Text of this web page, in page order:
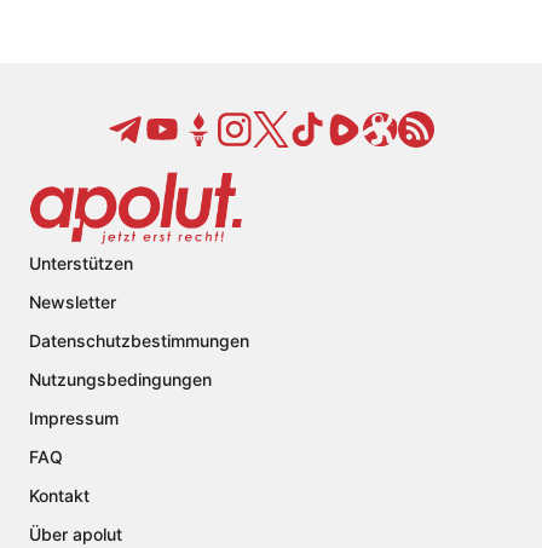
Unterstützen
Newsletter
Datenschutzbestimmungen
Nutzungsbedingungen
Impressum
FAQ
Kontakt
Über apolut